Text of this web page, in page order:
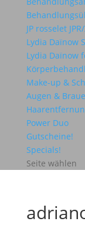
JP rosselet
Lydia Daïnow
Lydia Daïnow
Make-up &
Augen &
Power Duo
Gutscheine!
Specials!
Seite wählen